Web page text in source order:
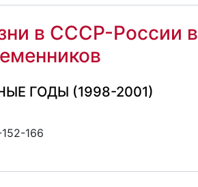
в СССР-России в
ГОДЫ (1998-2001)
166